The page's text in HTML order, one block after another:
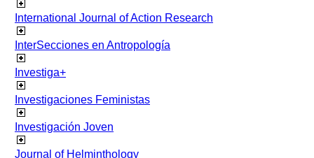
International Journal of Action Research
InterSecciones en Antropología
Investiga+
Investigaciones Feministas
Investigación Joven
Journal of Helminthology